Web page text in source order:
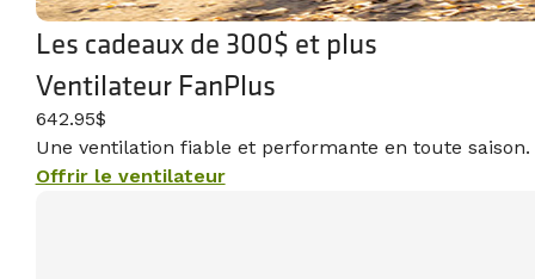
Les cadeaux de 300$ et plus
Ventilateur FanPlus
642.95$
Une ventilation fiable et performante en toute saison.
Offrir le ventilateur